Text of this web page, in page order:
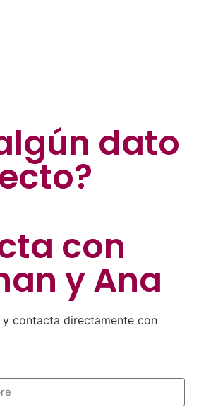
dato
con
y Ana
y contacta directamente con